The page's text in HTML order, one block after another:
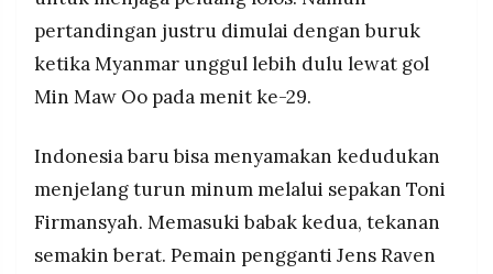
pertandingan justru dimulai dengan buruk
ketika Myanmar unggul lebih dulu lewat gol
Min Maw Oo pada menit ke-29.
Indonesia baru bisa menyamakan kedudukan
menjelang turun minum melalui sepakan Toni
Firmansyah. Memasuki babak kedua, tekanan
semakin berat. Pemain pengganti Jens Raven